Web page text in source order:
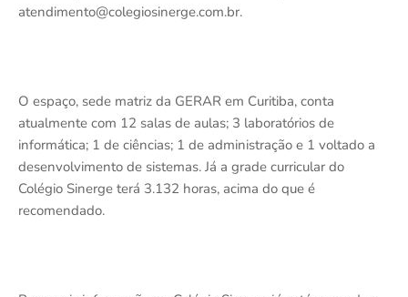
atendimento@colegiosinerge.com.br.
O espaço, sede matriz da GERAR em Curitiba, conta
atualmente com 12 salas de aulas; 3 laboratórios de
informática; 1 de ciências; 1 de administração e 1 voltado a
desenvolvimento de sistemas. Já a grade curricular do
Colégio Sinerge terá 3.132 horas, acima do que é
recomendado.